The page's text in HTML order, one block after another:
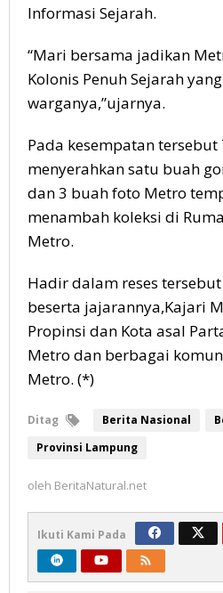
Informasi Sejarah.
“Mari bersama jadikan
Kolonis Penuh Sejarah
warganya,”ujarnya.
Pada kesempatan
menyerahkan satu buah
dan 3 buah foto Metro
menambah koleksi di
Metro.
Hadir dalam reses
beserta jajarannya,Kajari
Propinsi dan Kota asal
Metro dan berbagai
Metro. (*)
Ditag Berita Nasional
Provinsi Lampung
oleh BeritaNatural.net
Ikuti Kami Pada